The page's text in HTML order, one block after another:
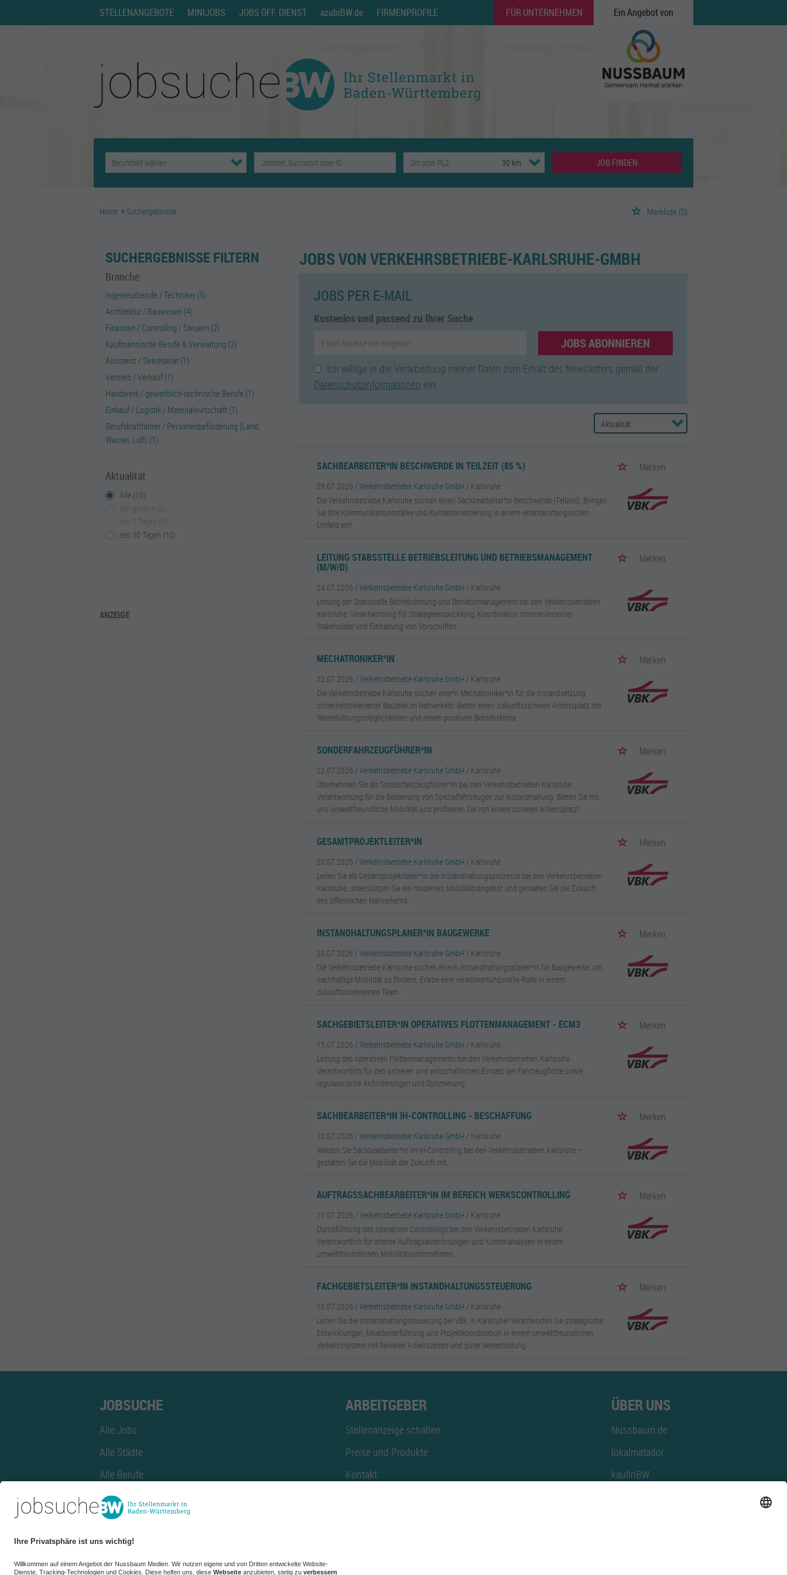
STELLENANGEBOTE MINIJOBS JOBS ÖFF. DIENST azubiBW.de FIRMENPROFILE FÜR UNTERNEHMEN Ein Angebot von
JOB FINDEN
Home Suchergebnisse Merkliste (0)
SUCHERGEBNISSE FILTERN
Branche
Ingenieurberufe / Techniker (5)
Architektur / Bauwesen (4)
Finanzen / Controlling / Steuern (2)
Kaufmännische Berufe & Verwaltung (2)
Assistenz / Sekretariat (1)
Vertrieb / Verkauf (1)
Handwerk / gewerblich-technische Berufe (1)
Einkauf / Logistik / Materialwirtschaft (1)
Berufskraftfahrer / Personenbeförderung (Land,
Wasser, Luft) (1)
Aktualität
Alle (10)
seit 30 Tagen (10)
ANZEIGE
JOBS VON VERKEHRSBETRIEBE-KARLSRUHE-GMBH
JOBS PER E-MAIL
Kostenlos und passend zu Ihrer Suche
JOBS ABONNIEREN
Ich willige in die Verarbeitung meiner Daten zum Erhalt des Newsletters gemäß der
Datenschutzinformationen ein.
SACHBEARBEITER*IN BESCHWERDE IN TEILZEIT (85 %) Merken
29.07.2026 /Verkehrsbetriebe Karlsruhe GmbH / Karlsruhe
Die Verkehrsbetriebe Karlsruhe suchen einen Sachbearbeiter*in Beschwerde (Teilzeit). Bringen
Sie Ihre Kommunikationsstärke und Kundenorientierung in einem verantwortungsvollen
Umfeld ein!
LEITUNG STABSSTELLE BETRIEBSLEITUNG UND BETRIEBSMANAGEMENT
(M/W/D)
Merken
24.07.2026 /Verkehrsbetriebe Karlsruhe GmbH / Karlsruhe
Leitung der Stabsstelle Betriebsleitung und Betriebsmanagement bei den Verkehrsbetrieben
Karlsruhe. Verantwortung für Strategieentwicklung, Koordination interner/externer
Stakeholder und Einhaltung von Vorschriften.
MECHATRONIKER*IN Merken
22.07.2026 /Verkehrsbetriebe Karlsruhe GmbH / Karlsruhe
Die Verkehrsbetriebe Karlsruhe suchen eine*n Mechatroniker*in für die Instandsetzung
sicherheitsrelevanter Bauteile im Nahverkehr. Bieten einen zukunftssicheren Arbeitsplatz mit
Weiterbildungsmöglichkeiten und einem positiven Betriebsklima.
SONDERFAHRZEUGFÜHRER*IN Merken
22.07.2026 /Verkehrsbetriebe Karlsruhe GmbH / Karlsruhe
Übernehmen Sie als Sonderfahrzeugführer*in bei den Verkehrsbetrieben Karlsruhe
Verantwortung für die Bedienung von Spezialfahrzeugen zur Instandhaltung. Bieten Sie mit
uns umweltfreundliche Mobilität und profitieren Sie von einem sicheren Arbeitsplatz!
GESAMTPROJEKTLEITER*IN Merken
20.07.2026 /Verkehrsbetriebe Karlsruhe GmbH / Karlsruhe
Leiten Sie als Gesamtprojektleiter*in die Instandhaltungsprozesse bei den Verkehrsbetrieben
Karlsruhe, unterstützen Sie ein modernes Mobilitätsangebot und gestalten Sie die Zukunft
des öffentlichen Nahverkehrs.
INSTANDHALTUNGSPLANER*IN BAUGEWERKE Merken
20.07.2026 /Verkehrsbetriebe Karlsruhe GmbH / Karlsruhe
Die Verkehrsbetriebe Karlsruhe suchen eine/n Instandhaltungsplaner*in für Baugewerke, um
nachhaltige Mobilität zu fördern. Erlebe eine verantwortungsvolle Rolle in einem
zukunftsorientierten Team.
SACHGEBIETSLEITER*IN OPERATIVES FLOTTENMANAGEMENT - ECM3 Merken
15.07.2026 /Verkehrsbetriebe Karlsruhe GmbH / Karlsruhe
Leitung des operativen Flottenmanagements bei den Verkehrsbetrieben Karlsruhe.
Verantwortlich für den sicheren und wirtschaftlichen Einsatz der Fahrzeugflotte sowie
regulatorische Anforderungen und Optimierung.
SACHBEARBEITER*IN IH-CONTROLLING - BESCHAFFUNG Merken
12.07.2026 /Verkehrsbetriebe Karlsruhe GmbH / Karlsruhe
Werden Sie Sachbearbeiter*in im IH-Controlling bei den Verkehrsbetrieben Karlsruhe –
gestalten Sie die Mobilität der Zukunft mit.
AUFTRAGSSACHBEARBEITER*IN IM BEREICH WERKSCONTROLLING Merken
11.07.2026 /Verkehrsbetriebe Karlsruhe GmbH / Karlsruhe
Durchführung des operativen Controllings bei den Verkehrsbetrieben Karlsruhe.
Verantwortlich für interne Auftragsabrechnungen und Kostenanalysen in einem
umweltfreundlichen Mobilitätsunternehmen.
FACHGEBIETSLEITER*IN INSTANDHALTUNGSSTEUERUNG Merken
10.07.2026 /Verkehrsbetriebe Karlsruhe GmbH / Karlsruhe
Leiten Sie die Instandhaltungssteuerung bei VBK in Karlsruhe! Verantworten Sie strategische
Entwicklungen, Mitarbeiterführung und Projektkoordination in einem umweltfreundlichen
Verkehrssystem mit flexiblen Arbeitszeiten und guter Weiterbildung.
JOBSUCHE
Alle Jobs
Alle Städte
Alle Berufe
Alle Berufe nach Stadt
Alle Tätigkeitsbereiche
Alle Tätigkeitsbereiche nach Stadt
azubiBW.de
ARBEITGEBER
Stellenanzeige schalten
Preise und Produkte
Kontakt
ÜBER UNS
Nussbaum.de
lokalmatador
kaufinBW